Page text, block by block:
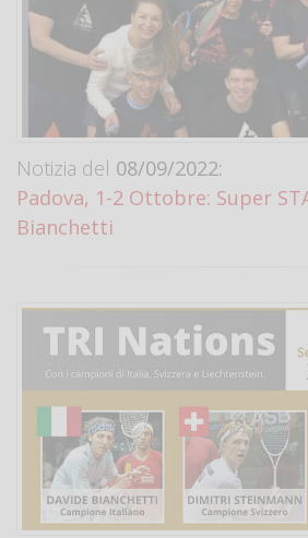
Notizia del 08/09/2022:
Padova, 1-2 Ottobre: Super
Bianchetti